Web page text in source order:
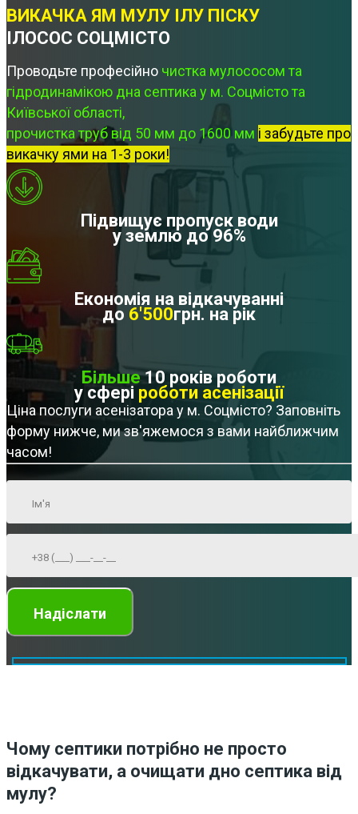
ВИКАЧКА ЯМ МУЛУ ІЛУ ПІСКУ
ІЛОСОС СОЦМІСТО
Проводьте професійно чистка мулососом та
гідродинамікою дна септика у м. Соцмісто та
Київської області,
прочистка труб від 50 мм до 1600 мм і забудьте про
викачку ями на 1-3 роки!
Підвищує пропуск води
у землю до 96%
Економія на відкачуванні
до 6'500грн. на рік
Більше10 років роботи
у сфері роботи асенізації
Ціна послуги асенізатора у м. Соцмісто? Заповніть
форму нижче, ми зв'яжемося з вами найближчим
часом!
Чому септики потрібно не просто
відкачувати, а очищати дно септика від
мулу?